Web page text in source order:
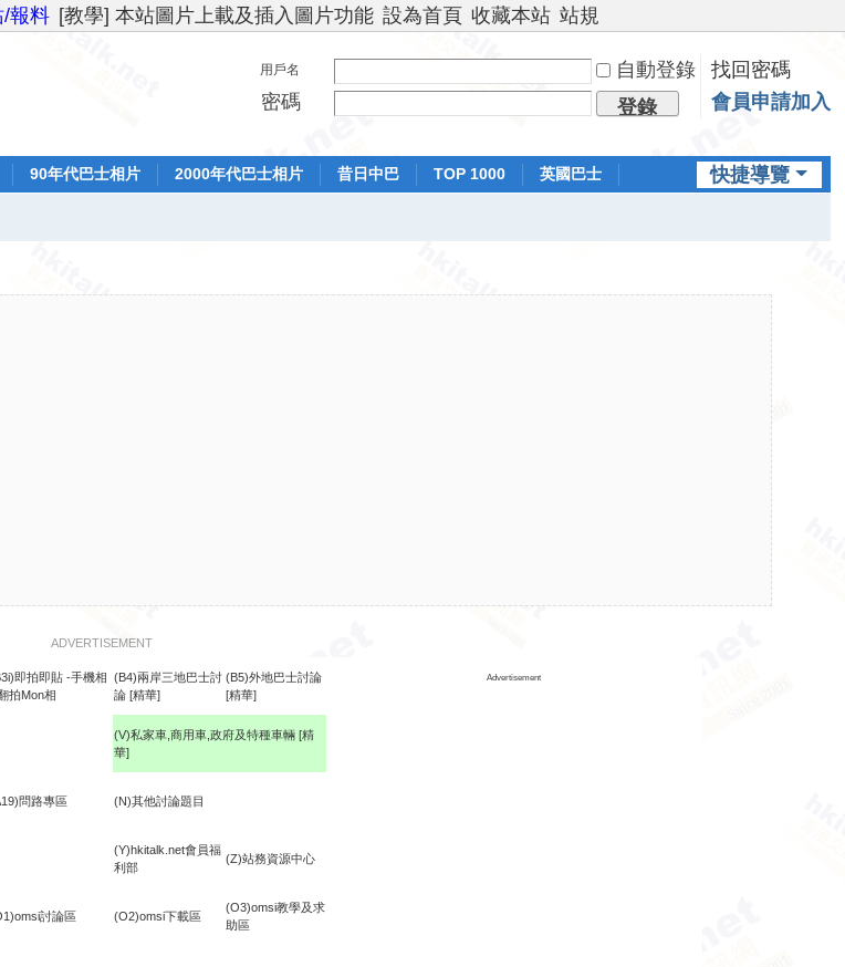
/報料 [教學] 本站圖片上載及插入圖片功能 設為首頁 收藏本站 站規
用戶名 自動登錄
找回密碼
密碼
登錄 會員申請加入
快捷導覽
90年代巴士相片 2000年代巴士相片 昔日中巴 TOP 1000
英國巴士
ADVERTISEMENT
即拍即貼 -手機相
拍Mon相
(B4)兩岸三地巴士討
論 [精華]
(B5)外地巴士討論
[精華]
Advertisement
(V)私家車,商用車,政府及特種車輛 [精
華]
問路專區 (N)其他討論題目
(Y)hkitalk.net會員福
利部
(Z)站務資源中心
討論區 (O2)omsi下載區
(O3)omsi教學及求
助區